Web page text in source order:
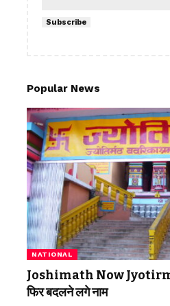
Subscribe
Popular News
NATIONAL
Joshimath Now
फिर बदलने लगे नाम